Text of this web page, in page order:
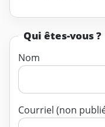
Qui êtes-vous ?
Nom
Courriel (non